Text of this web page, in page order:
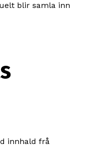
blir samla inn
innhald frå